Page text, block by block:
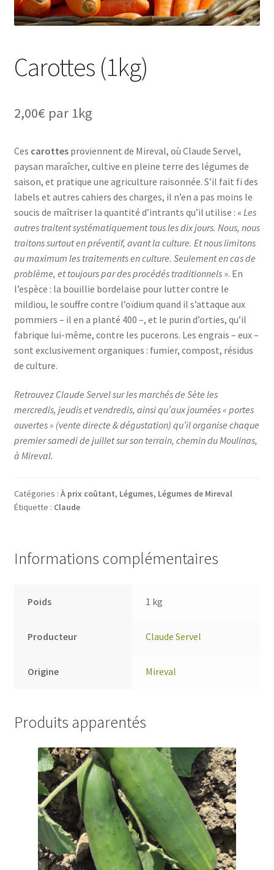
Carottes (1kg)
2,00€ par 1kg
Ces carottesproviennent de Mireval, où Claude Servel,
paysan maraîcher, cultive en pleine terre des légumes de
saison, et pratique une agriculture raisonnée. S’il fait fi des
labels et autres cahiers des charges, il n’en a pas moins le
soucis de maîtriser la quantité d’intrants qu’il utilise : « Les
autres traitent systématiquement tous les dix jours. Nous, nous
traitons surtout en préventif, avant la culture. Et nous limitons
au maximum les traitements en culture. Seulement en cas de
problème, et toujours par des procédés traditionnels». En
l’espèce : la bouillie bordelaise pour lutter contre le
mildiou, le souffre contre l’oïdium quand il s’attaque aux
pommiers – il en a planté 400 –, et le purin d’orties, qu’il
fabrique lui-même, contre les pucerons. Les engrais – eux –
sont exclusivement organiques : fumier, compost, résidus
de culture.
Retrouvez Claude Servel sur les marchés de Sète les
mercredis, jeudis et vendredis, ainsi qu’aux journées « portes
ouvertes » (vente directe & dégustation) qu’il organise chaque
premier samedi de juillet sur son terrain, chemin du Moulinas,
à Mireval.
Catégories : À prix coûtant, Légumes, Légumes de Mireval
Étiquette : Claude
Informations complémentaires
Poids 1 kg
Producteur Claude Servel
Origine Mireval
Produits apparentés